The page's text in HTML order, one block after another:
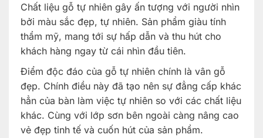
Chất liệu gỗ tự nhiên gây ấn tượng với người nhìn
bởi màu sắc đẹp, tự nhiên. Sản phẩm giàu tính
thẩm mỹ, mang tới sự hấp dẫn và thu hút cho
khách hàng ngay từ cái nhìn đầu tiên.
Điểm độc đáo của gỗ tự nhiên chính là vân gỗ
đẹp. Chính điều này đã tạo nên sự đẳng cấp khác
hẳn của bàn làm việc tự nhiên so với các chất liệu
khác. Cùng với lớp sơn bên ngoài càng nâng cao
vẻ đẹp tinh tế và cuốn hút của sản phẩm.